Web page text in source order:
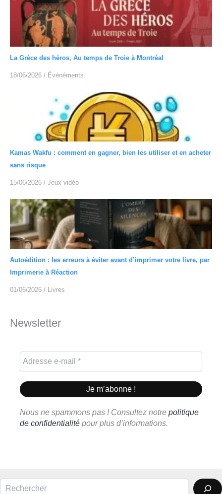
La Grèce des héros, Au temps de Troie à Montréal
18/06/2026 / Événéments
Kamas Wakfu : comment en gagner, bien les utiliser et en acheter
sans risque
15/06/2026 / Jeux vidéo
Autoédition : les erreurs à éviter avant d’imprimer votre livre, par
Imprimerie à Réaction
01/06/2026 / Livres
Newsletter
Nous ne spammons pas ! Consultez notre politique
de confidentialité pour plus d’informations.
Rechercher